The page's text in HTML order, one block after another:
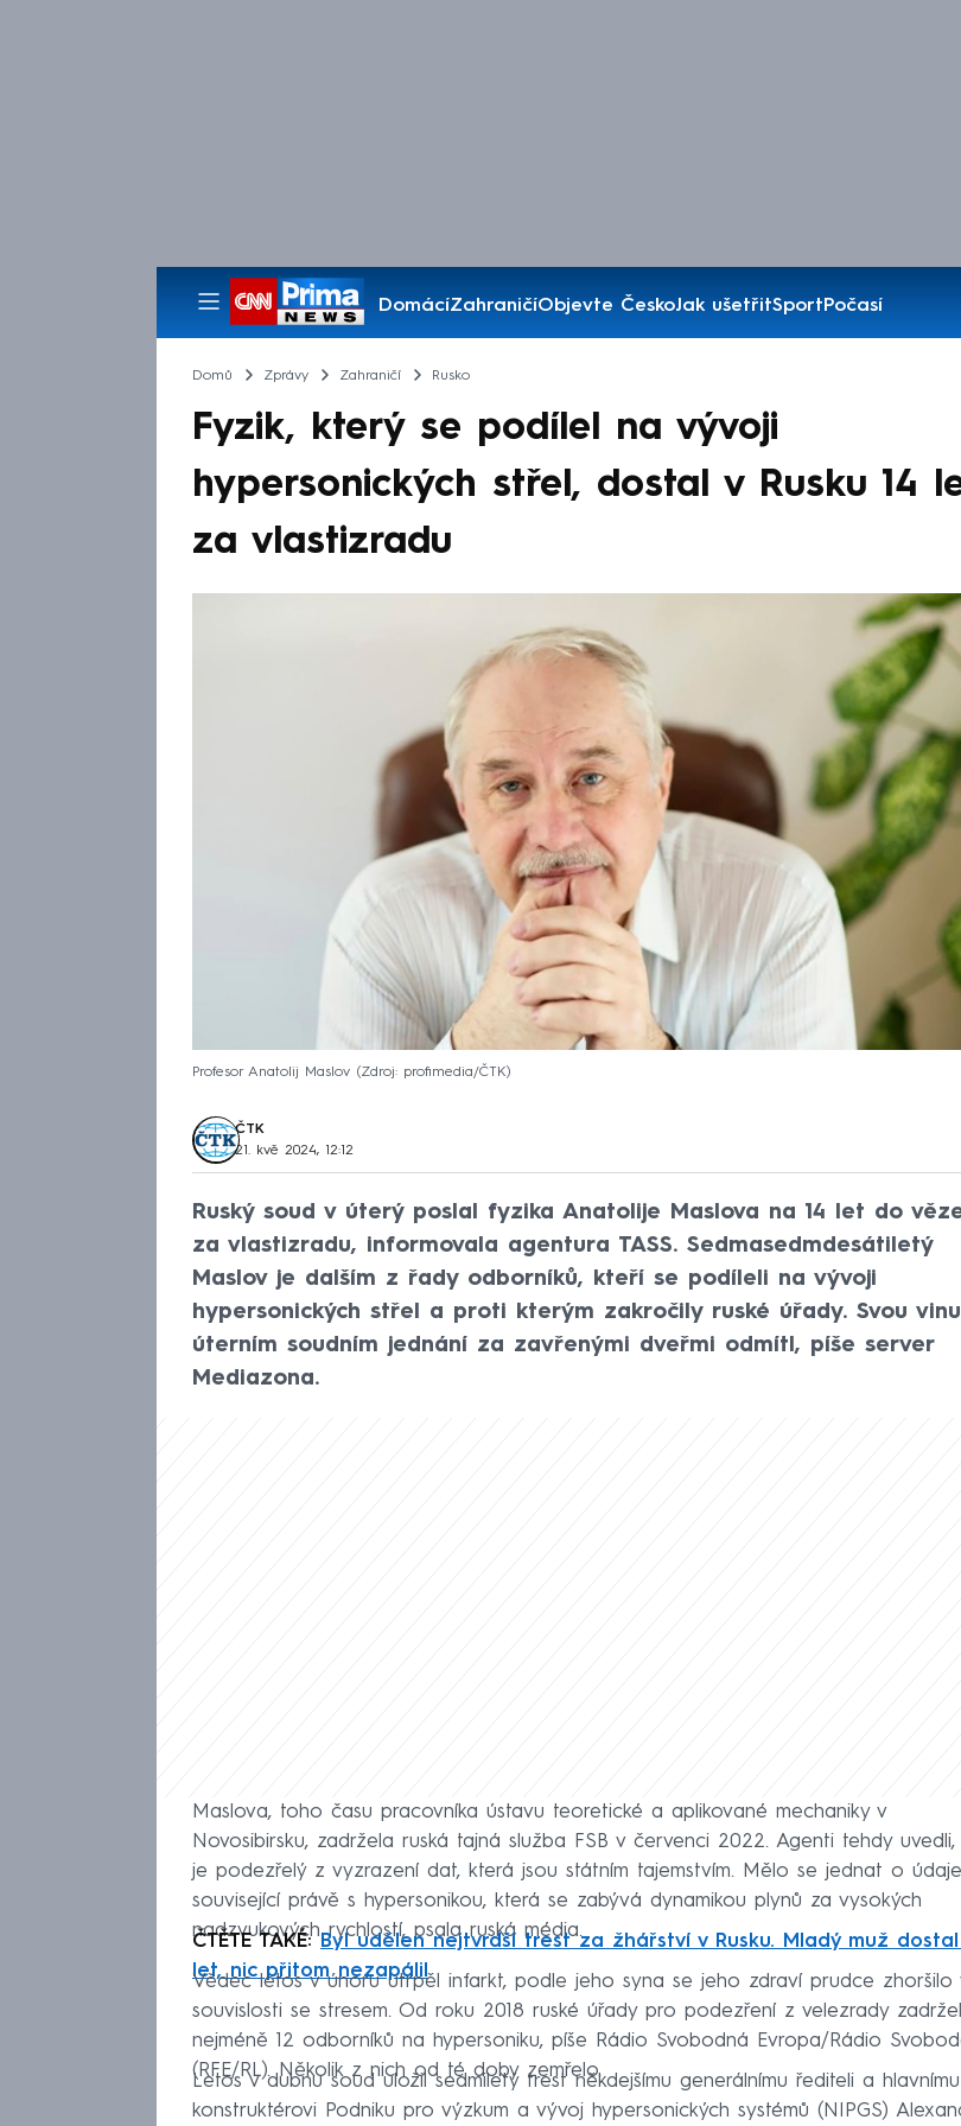
DomácíZahraničíObjevte ČeskoJak ušetřitSportPočasí
Pořady
Domů Zprávy Zahraničí Rusko
Fyzik, který se podílel na vývoji
hypersonických střel, dostal v Rusku 14
za vlastizradu
Profesor Anatolij Maslov Zdroj: profimedia/ČTK
ČTK
21. kvě 2024, 12:12
Ruský soud v úterý poslal fyzika Anatolije Maslova na 14 let do
za vlastizradu, informovala agentura TASS. Sedmasedmdesátiletý
Maslov je dalším z řady odborníků, kteří se podíleli na vývoji
hypersonických střel a proti kterým zakročily ruské úřady. Svou
úterním soudním jednání za zavřenými dveřmi odmítl, píše server
Mediazona.
Maslova, toho času pracovníka ústavu teoretické a aplikované mechaniky v
Novosibirsku, zadržela ruská tajná služba FSB v červenci 2022. Agenti tehdy uvedli,
je podezřelý z vyzrazení dat, která jsou státním tajemstvím. Mělo se jednat o údaje
související právě s hypersonikou, která se zabývá dynamikou plynů za vysokých
nadzvukových rychlostí, psala ruská média.
ČTĚTE TAKÉ: Byl udělen nejtvrdší trest za žhářství v Rusku. Mladý muž
let, nic přitom nezapálil
Vědec letos v únoru utrpěl infarkt, podle jeho syna se jeho zdraví prudce zhoršilo
souvislosti se stresem. Od roku 2018 ruské úřady pro podezření z velezrady
nejméně 12 odborníků na hypersoniku, píše Rádio Svobodná Evropa/Rádio
(RFE/RL). Několik z nich od té doby zemřelo.
Letos v dubnu soud uložil sedmiletý trest někdejšímu generálnímu řediteli a hlavnímu
konstruktérovi Podniku pro výzkum a vývoj hypersonických systémů (NIPGS)